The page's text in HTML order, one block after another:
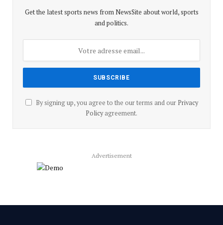
Get the latest sports news from NewsSite about world, sports
and politics.
By signing up, you agree to the our terms and our Privacy
Policyagreement.
Advertisement